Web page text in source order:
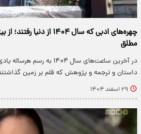
چهره‌های ادبی که سال ۱۴۰۴
مطلق
در آخرین ساعت‌های سال ۱۴۰۴
داستان و ترجمه و پژوهش که قلم بر زمین
۲۹ اسفند ۱۴۰۴